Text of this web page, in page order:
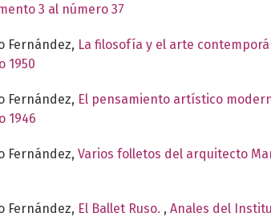
3 al número 37
Fernández, La filosofía y el arte
1950
Fernández, El pensamiento artístico
1946
Fernández, Varios folletos del arquitecto
Fernández, El Ballet Ruso. , Anales del